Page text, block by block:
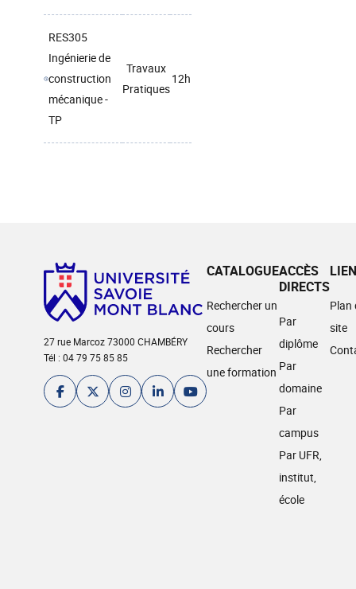
RES305
Ingénierie de
construction
mécanique -
TP
Travaux
Pratiques
12h
27 rue Marcoz 73000 CHAMBÉRY
Tél : 04 79 75 85 85
CATALOGUE
Rechercher un
cours
Rechercher
une formation
ACCÈS
DIRECTS
Par
diplôme
Par
domaine
Par
campus
Par UFR,
institut,
école
Plan
site